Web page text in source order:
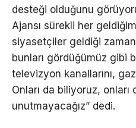
desteği olduğunu
Ajansı sürekli her
siyasetçiler geldiği
bunları gördüğümüz gibi
televizyon kanallarını,
Onları da biliyoruz,
unutmayacağız” dedi.